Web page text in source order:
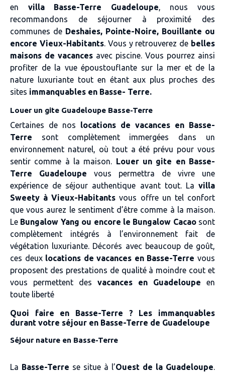
en villa Basse-Terre Guadeloupe, nous vous
recommandons de séjourner à proximité des
communes de Deshaies, Pointe-Noire, Bouillante ou
encore Vieux-Habitants. Vous y retrouverez de belles
maisons de vacances avec piscine. Vous pourrez ainsi
profiter de la vue époustouflante sur la mer et de la
nature luxuriante tout en étant aux plus proches des
sites immanquables en Basse- Terre.
Louer un gite Guadeloupe Basse-Terre
Certaines de nos locations de vacances en Basse-
Terre sont complètement immergées dans un
environnement naturel, où tout a été prévu pour vous
sentir comme à la maison. Louer un gite en Basse-
Terre Guadeloupe vous permettra de vivre une
expérience de séjour authentique avant tout. La villa
Sweety à Vieux-Habitants vous offre un tel confort
que vous aurez le sentiment d’être comme à la maison.
Le Bungalow Yang ou encore le Bungalow Cacaosont
complètement intégrés à l’environnement fait de
végétation luxuriante. Décorés avec beaucoup de goût,
ces deuxlocations de vacances en Basse-Terre vous
proposent des prestations de qualité à moindre cout et
vous permettent des vacances en Guadeloupe en
toute liberté
Quoi faire en Basse-Terre ? Les immanquables
durant votre séjour en Basse-Terre de Guadeloupe
Séjour nature en Basse-Terre
La Basse-Terre se situe à l’Ouest de la Guadeloupe.